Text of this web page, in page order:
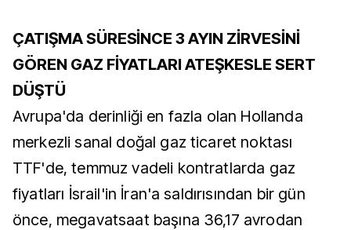
ÇATIŞMA SÜRESİNCE 3 AYIN ZİRVESİNİ
GÖREN GAZ FİYATLARI ATEŞKESLE SERT
DÜŞTÜ
Avrupa'da derinliği en fazla olan Hollanda
merkezli sanal doğal gaz ticaret noktası
TTF'de, temmuz vadeli kontratlarda gaz
fiyatları İsrail'in İran'a saldırısından bir gün
önce, megavatsaat başına 36,17 avrodan